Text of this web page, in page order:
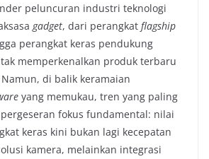
peluncuran industri teknologi
gadget, dari perangkat flagship
perangkat keras pendukung
memperkenalkan produk terbaru
di balik keramaian
yang memukau, tren yang paling
fokus fundamental: nilai
keras kini bukan lagi kecepatan
kamera, melainkan integrasi